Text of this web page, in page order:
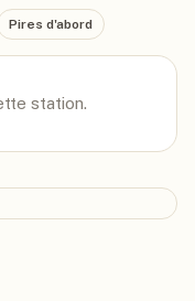
Pires d'abord
station.